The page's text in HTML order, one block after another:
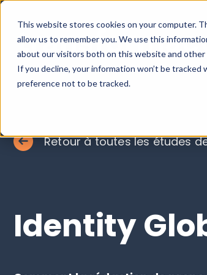
This website stores cookies on your computer.
allow us to remember you. We use this
about our visitors both on this website and other
If you decline, your information won’t be
preference not to be tracked.
Retour à toutes les études
Identity